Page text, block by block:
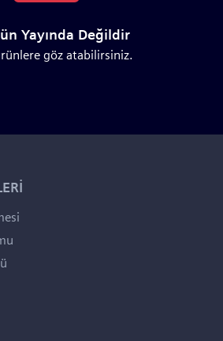
Yayında Değildir
göz atabilirsiniz.